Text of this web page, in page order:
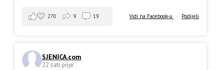
Vidi na Facebook-u · Podijeli
270 9 19
SJENICA.com
22 sati prije